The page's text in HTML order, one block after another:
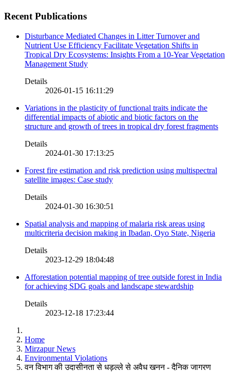
Recent Publications
Disturbance Mediated Changes in Litter Turnover and
Nutrient Use Efficiency Facilitate Vegetation Shifts in
Tropical Dry Ecosystems: Insights From a 10-Year Vegetation
Management Study
Details
2026-01-15 16:11:29
Variations in the plasticity of functional traits indicate the
differential impacts of abiotic and biotic factors on the
structure and growth of trees in tropical dry forest fragments
Details
2024-01-30 17:13:25
Forest fire estimation and risk prediction using multispectral
satellite images: Case study
Details
2024-01-30 16:30:51
Spatial analysis and mapping of malaria risk areas using
multicriteria decision making in Ibadan, Oyo State, Nigeria
Details
2023-12-29 18:04:48
Afforestation potential mapping of tree outside forest in India
for achieving SDG goals and landscape stewardship
Details
2023-12-18 17:23:44
Home
Mirzapur News
Environmental Violations
वन विभाग की उदासीनता से धड़ल्ले से अवैध खनन - दैनिक जागरण